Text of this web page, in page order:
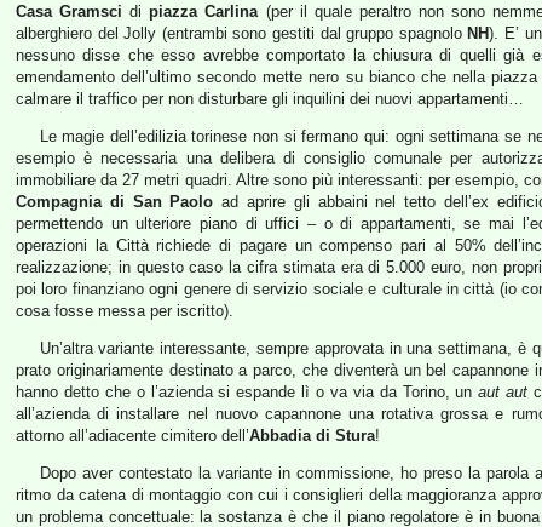
Casa Gramsci dipiazza Carlina(per il quale peraltro non sono
alberghiero del Jolly (entrambi sono gestiti dal gruppo spagnolo NH). E’
nessuno disse che esso avrebbe comportato la chiusura di quelli già
emendamento dell’ultimo secondo mette nero su bianco che nella
calmare il traffico per non disturbare gli inquilini dei nuovi appartamenti…
Le magie dell’edilizia torinese non si fermano qui: ogni settimana se
esempio è necessaria una delibera di consiglio comunale per
immobiliare da 27 metri quadri. Altre sono più interessanti: per esempio,
Compagnia di San Paolo ad aprire gli abbaini nel tetto dell’ex
permettendo un ulteriore piano di uffici – o di appartamenti, se mai
operazioni la Città richiede di pagare un compenso pari al 50%
realizzazione; in questo caso la cifra stimata era di 5.000 euro, non
poi loro finanziano ogni genere di servizio sociale e culturale in città (io
cosa fosse messa per iscritto).
Un’altra variante interessante, sempre approvata in una settimana, è
prato originariamente destinato a parco, che diventerà un bel
hanno detto che o l’azienda si espande lì o va via da Torino, unaut aut
all’azienda di installare nel nuovo capannone una rotativa grossa e
attorno all’adiacente cimitero dell’Abbadia di Stura!
Dopo aver contestato la variante in commissione, ho preso la
ritmo da catena di montaggio con cui i consiglieri della maggioranza
un problema concettuale: la sostanza è che il piano regolatore è in